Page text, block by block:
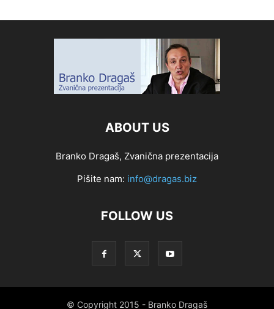
ABOUT US
Branko Dragaš, Zvanična prezentacija
Pišite nam: info@dragas.biz
FOLLOW US
© Copyright 2015 - Branko Dragaš